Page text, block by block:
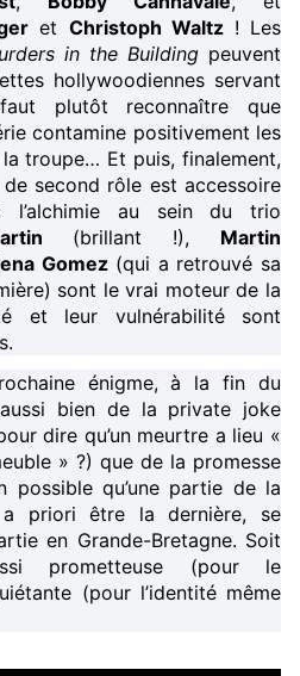
et Christoph Waltz ! Les
in the Building peuvent
hollywoodiennes servant
plutôt reconnaître que
contamine positivement les
troupe… Et puis, finalement,
second rôle est accessoire
l’alchimie au sein du trio
(brillant !),
Martin
Gomez (qui a retrouvé sa
sont le vrai moteur de la
et leur vulnérabilité sont
énigme, à la fin du
bien de la private joke
dire qu’un meurtre a lieu «
» ?) que de la promesse
possible qu’une partie de la
priori être la dernière, se
en Grande-Bretagne. Soit
prometteuse (pour le
(pour l’identité même